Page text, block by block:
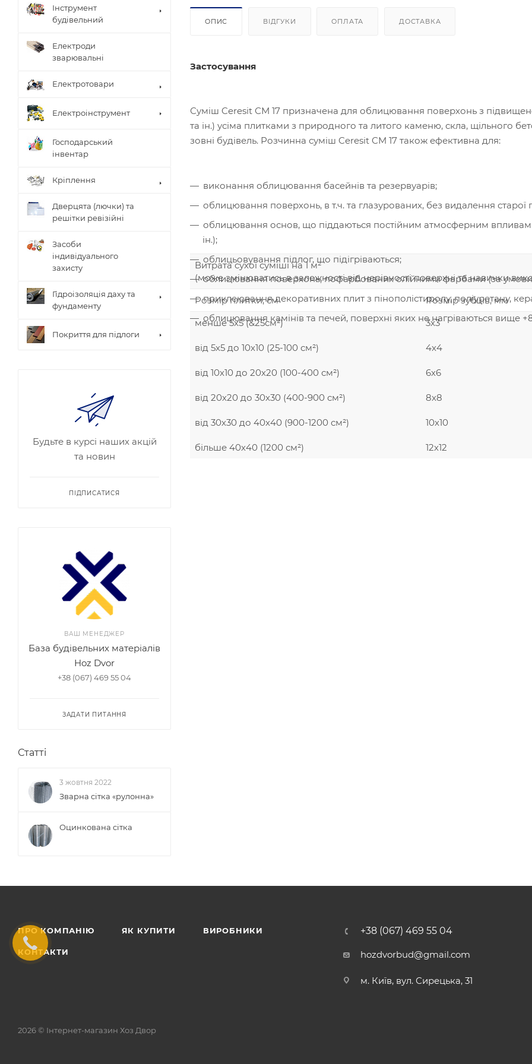
ОПИС ВІДГУКИ ОПЛАТА ДОСТАВКА
Застосування
Суміш Ceresit СМ 17 призначена для облицювання поверхонь з
та ін.) усіма плитками з природного та литого каменю, скла, щільного
зовні будівель. Розчинна суміш Ceresit CM 17 також ефективна для:
виконання облицювання басейнів та резервуарів;
облицювання поверхонь, в т.ч. та глазурованих, без видалення старої
облицювання основ, що піддаються постійним атмосферним впливам
ін.);
облицьовування підлог, що підігріваються;
облицювання поверхонь, пофарбованих олійними фарбами (за умови
приклеювання декоративних плит з пінополістиролу, поліуретану,
облицювання камінів та печей, поверхні яких не нагріваються вище
Витрата сухої суміші на 1 м²
(може змінюватись в залежності від нерівності поверхні та навички
Розмір плитки, см
Розмір зубців, мм
менше 5х5 (&25см²)
від 5х5 до 10х10 (25-100 см²)
від 10х10 до 20х20 (100-400 см²)
від 20х20 до 30х30 (400-900 см²)
від 30х30 до 40х40 (900-1200 см²)
більше 40х40 (1200 см²)
3х3
4х4
6х6
8х8
10х10
12х12
Інструмент
будівельний
Електроди
зварювальні
Електротовари
Електроінструмент
Господарський
інвентар
Кріплення
Дверцята (лючки) та
решітки ревізійні
Засоби
індивідуального
захисту
Гідроізоляція даху та
фундаменту
Покриття для підлоги
Будьте в курсі наших акцій
та новин
ПІДПИСАТИСЯ
ВАШ МЕНЕДЖЕР
База будівельних матеріалів
Hoz Dvor
+38 (067) 469 55 04
ЗАДАТИ ПИТАННЯ
Статті
3 жовтня 2022
Зварна сітка «рулонна»
Оцинкована сітка
ПРО КОМПАНІЮ ЯК КУПИТИ ВИРОБНИКИ
КОНТАКТИ
+38 (067) 469 55 04
hozdvorbud@gmail.com
м. Київ, вул. Сирецька, 31
2026 © Інтернет-магазин Хоз Двор